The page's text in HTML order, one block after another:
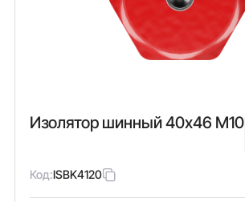
Изолятор шинный 40х46 М10
Код:ISBK4120